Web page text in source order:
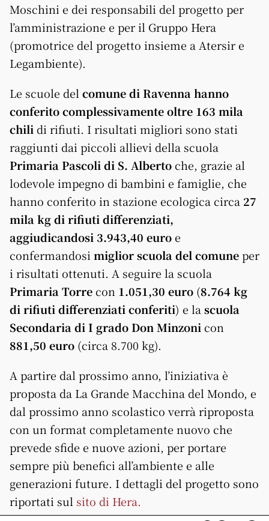
Moschini e dei responsabili del progetto per
l’amministrazione e per il Gruppo Hera
(promotrice del progetto insieme a Atersir e
Legambiente).
Le scuole del comune di Ravenna hanno
conferito complessivamente oltre 163 mila
chili di rifiuti. I risultati migliori sono stati
raggiunti dai piccoli allievi della scuola
Primaria Pascoli di S. Albertoche, grazie al
lodevole impegno di bambini e famiglie, che
hanno conferito in stazione ecologica circa 27
mila kg di rifiuti differenziati,
aggiudicandosi 3.943,40 euroe
confermandosi miglior scuola del comuneper
i risultati ottenuti. A seguire la scuola
Primaria Torrecon 1.051,30 euro (8.764 kg
di rifiuti differenziati conferiti) e la scuola
Secondaria di I grado Don Minzoni con
881,50 euro (circa 8.700 kg).
A partire dal prossimo anno, l’iniziativa è
proposta da La Grande Macchina del Mondo, e
dal prossimo anno scolastico verrà riproposta
con un format completamente nuovo che
prevede sfide e nuove azioni, per portare
sempre più benefici all’ambiente e alle
generazioni future. I dettagli del progetto sono
riportati sul sito di Hera.